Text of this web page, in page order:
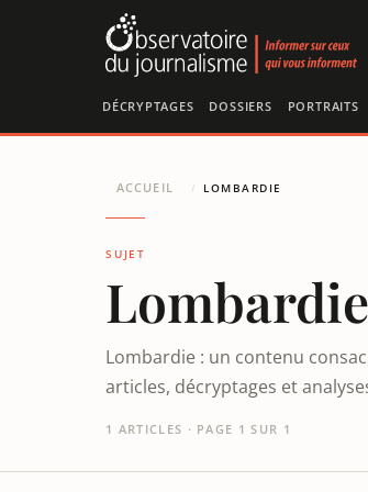
DÉCRYPTAGES DOSSIERS PORTRAITS
ACCUEIL / LOMBARDIE
SUJET
Lombardie
Lombardie : un contenu
articles, décryptages et
1 ARTICLES · PAGE 1 SUR 1
Panneau de gestion des cookies